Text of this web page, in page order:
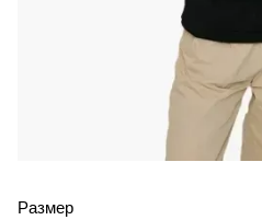
Размер